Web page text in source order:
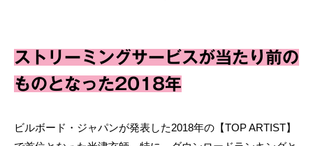
ストリーミングサービスが当たり前の
ものとなった2018年
ビルボード・ジャパンが発表した2018年の【TOP ARTIST】